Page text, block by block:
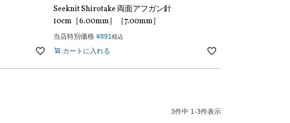
Seeknit Shirotake 両面アフガン針
10cm［6.00mm］［7.00mm］
当店特別価格 ¥891 税込
カートに入れる
3件中 1-3件表示